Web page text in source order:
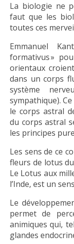
La biologie ne
faut que les
toutes ces
Emmanuel
formativus »
orientaux
dans un corps
système
sympathique).
le corps astral
du corps astral
les principes
Les sens de ce
fleurs de lotus
Le Lotus aux
l’Inde, est un
Le
permet de
animiques qui,
glandes